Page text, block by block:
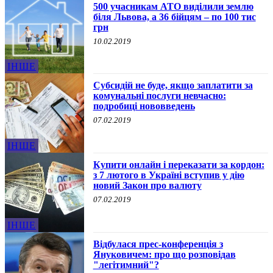
ІНШЕ
500 учасникам АТО виділили землю
біля Львова, а 36 бійцям – по 100 тис
грн
10.02.2019
ІНШЕ
Субсидій не буде, якщо заплатити за
комунальні послуги невчасно:
подробиці нововведень
07.02.2019
ІНШЕ
Купити онлайн і переказати за кордон:
з 7 лютого в Україні вступив у дію
новий Закон про валюту
07.02.2019
Відбулася прес-конференція з
Януковичем: про що розповідав
"легітимний"?